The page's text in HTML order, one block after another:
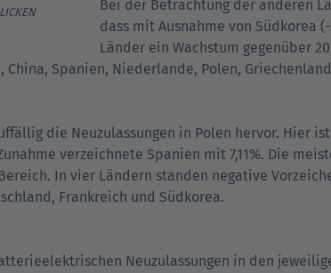
Bei der Betrachtung der anderen
dass mit Ausnahme von Südkorea
Länder ein Wachstum gegenüber
China, Spanien, Niederlande, Polen,
die Neuzulassungen in Polen hervor. Hier
verzeichnete Spanien mit 7,11%. Die
In vier Ländern standen negative
Frankreich und Südkorea.
Neuzulassungen in den